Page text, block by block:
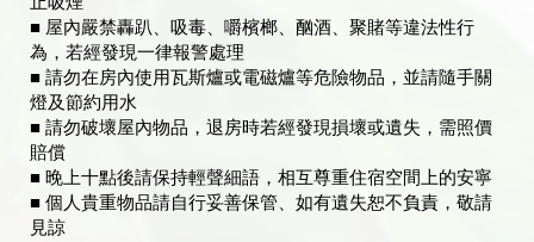
■ 屋內嚴禁轟趴、吸毒、嚼檳榔、酗酒、聚賭等違法性行
為，若經發現一律報警處理
■ 請勿在房內使用瓦斯爐或電磁爐等危險物品，並請隨手關
燈及節約用水
■ 請勿破壞屋內物品，退房時若經發現損壞或遺失，需照價
賠償
■ 晚上十點後請保持輕聲細語，相互尊重住宿空間上的安寧
■ 個人貴重物品請自行妥善保管、如有遺失恕不負責，敬請
見諒